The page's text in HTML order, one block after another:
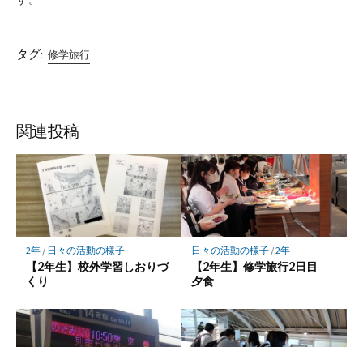
タグ: 修学旅行
関連投稿
2年/ 日々の活動の様子
【2年生】校外学習しおりづ
くり
日々の活動の様子/2年
【2年生】修学旅行2日目
夕食